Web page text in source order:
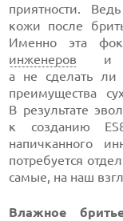
приятности.
кожи после
Именно эта
инженеров и
а не сделать ли
преимущества
В результате
к созданию
напичканного
потребуется
самые, на наш
Влажное